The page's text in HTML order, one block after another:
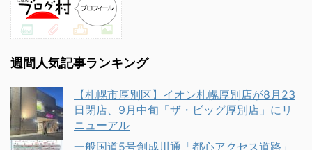
週間人気記事ランキング
【札幌市厚別区】イオン札幌厚別店が8月23
日閉店、9月中旬「ザ・ビッグ厚別店」にリ
ニューアル
一般国道5号創成川通「都心アクセス道路」